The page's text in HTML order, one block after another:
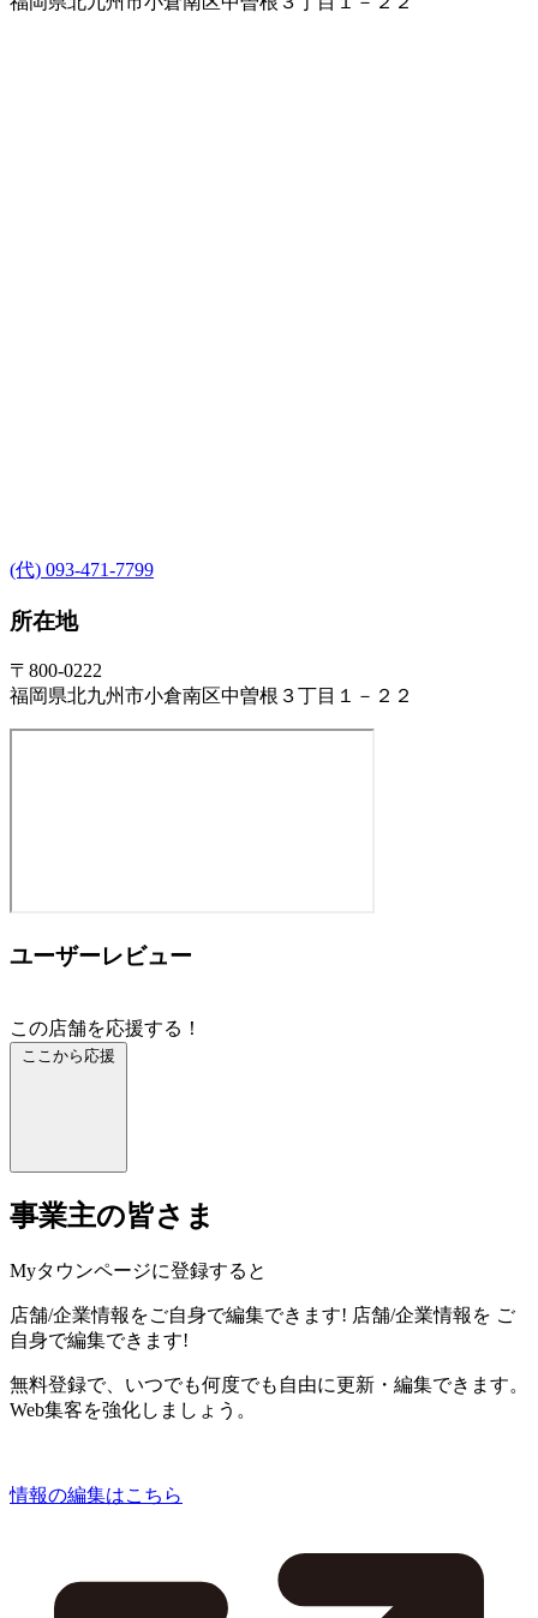
(代) 093-471-7799
所在地
〒800-0222
福岡県北九州市小倉南区中曽根３丁目１－２２
ユーザーレビュー
この店舗を応援する！
ここから応援
事業主の皆さま
Myタウンページに登録すると
店舗/企業情報をご自身で編集できます! 店舗/企業情報を ご
自身で編集できます!
無料登録で、いつでも何度でも自由に更新・編集できます。
Web集客を強化しましょう。
情報の編集はこちら